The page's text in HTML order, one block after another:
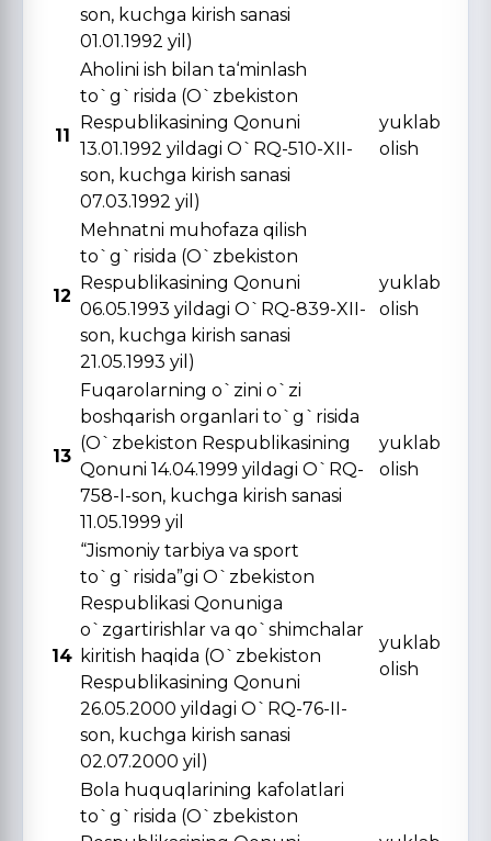
son, kuchga kirish sanasi
01.01.1992 yil)
11
Aholini ish bilan ta‘minlash
to`g`risida (O`zbekiston
Respublikasining Qonuni
13.01.1992 yildagi O`RQ-510-XII-
son, kuchga kirish sanasi
07.03.1992 yil)
yuklab
olish
12
Mehnatni muhofaza qilish
to`g`risida (O`zbekiston
Respublikasining Qonuni
06.05.1993 yildagi O`RQ-839-XII-
son, kuchga kirish sanasi
21.05.1993 yil)
yuklab
olish
13
Fuqarolarning o`zini o`zi
boshqarish organlari to`g`risida
(O`zbekiston Respublikasining
Qonuni 14.04.1999 yildagi O`RQ-
758-I-son, kuchga kirish sanasi
11.05.1999 yil
yuklab
olish
14
“Jismoniy tarbiya va sport
to`g`risida”gi O`zbekiston
Respublikasi Qonuniga
o`zgartirishlar va qo`shimchalar
kiritish haqida (O`zbekiston
Respublikasining Qonuni
26.05.2000 yildagi O`RQ-76-II-
son, kuchga kirish sanasi
02.07.2000 yil)
yuklab
olish
Bola huquqlarining kafolatlari
to`g`risida (O`zbekiston